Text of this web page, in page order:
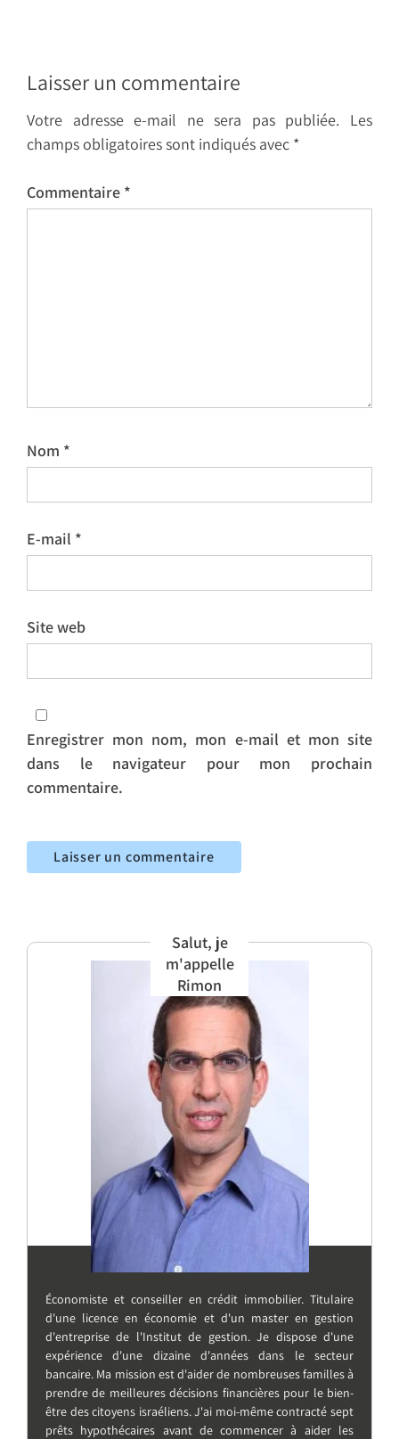
Laisser un commentaire
Votre adresse e-mail ne sera pas publiée.
Les
champs obligatoires sont indiqués avec *
Commentaire *
Nom *
E-mail *
Site web
Enregistrer mon nom, mon e-mail et mon site
dans le navigateur pour mon prochain
commentaire.
Salut, je
m'appelle
Rimon
Économiste et conseiller en crédit immobilier. Titulaire
d'une licence en économie et d'un master en gestion
d'entreprise de l'Institut de gestion. Je dispose d'une
expérience d'une dizaine d'années dans le secteur
bancaire. Ma mission est d'aider de nombreuses familles à
prendre de meilleures décisions financières pour le bien-
être des citoyens israéliens. J'ai moi-même contracté sept
prêts hypothécaires avant de commencer à aider les